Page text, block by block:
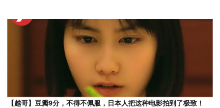
【越哥】豆瓣9分，不得不佩服，日本人把这种电影拍到了极致！